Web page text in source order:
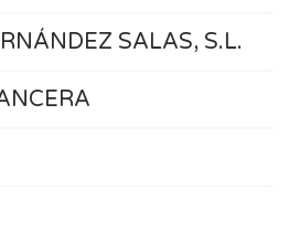
SALAS, S.L.